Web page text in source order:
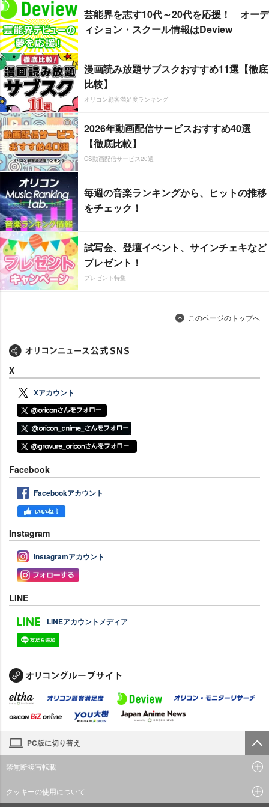
芸能界を志す10代～20代を応援！ オーデ
ィション・スクール情報はDeview
漫画読み放題サブスクおすすめ11選【徹底
比較】
オリコン顧客満足度ランキング
2026年動画配信サービスおすすめ40選
【徹底比較】
CS動画配信サービス20選
毎週の音楽ランキングから、ヒットの推移
をチェック！
試写会、登壇イベント、サインチェキなど
プレゼント！
プレゼント特集
このページのトップへ
X
Xアカウント
Facebook
Facebookアカウント
Instagram
Instagramアカウント
LINE
LINEアカウントメディア
PC版に切り替え
禁無断複写転載
クッキーの使用について